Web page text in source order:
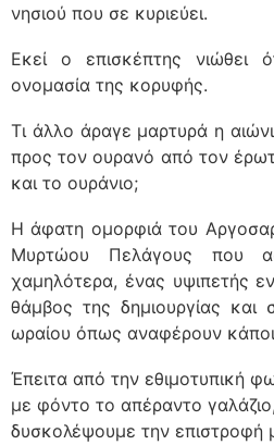
νησιού που σε κυριεύει.
Εκεί ο επισκέπτης νιώθει
ονομασία της κορυφής.
Τι άλλο άραγε μαρτυρά η
προς τον ουρανό από τον
και το ουράνιο;
Η άφατη ομορφιά του
Μυρτώου Πελάγους που
χαμηλότερα, ένας υψιπετής
θάμβος της δημιουργίας και
ωραίου όπως αναφέρουν
Έπειτα από την εθιμοτυπική
με φόντο το απέραντο
δυσκολέψουμε την επιστροφή